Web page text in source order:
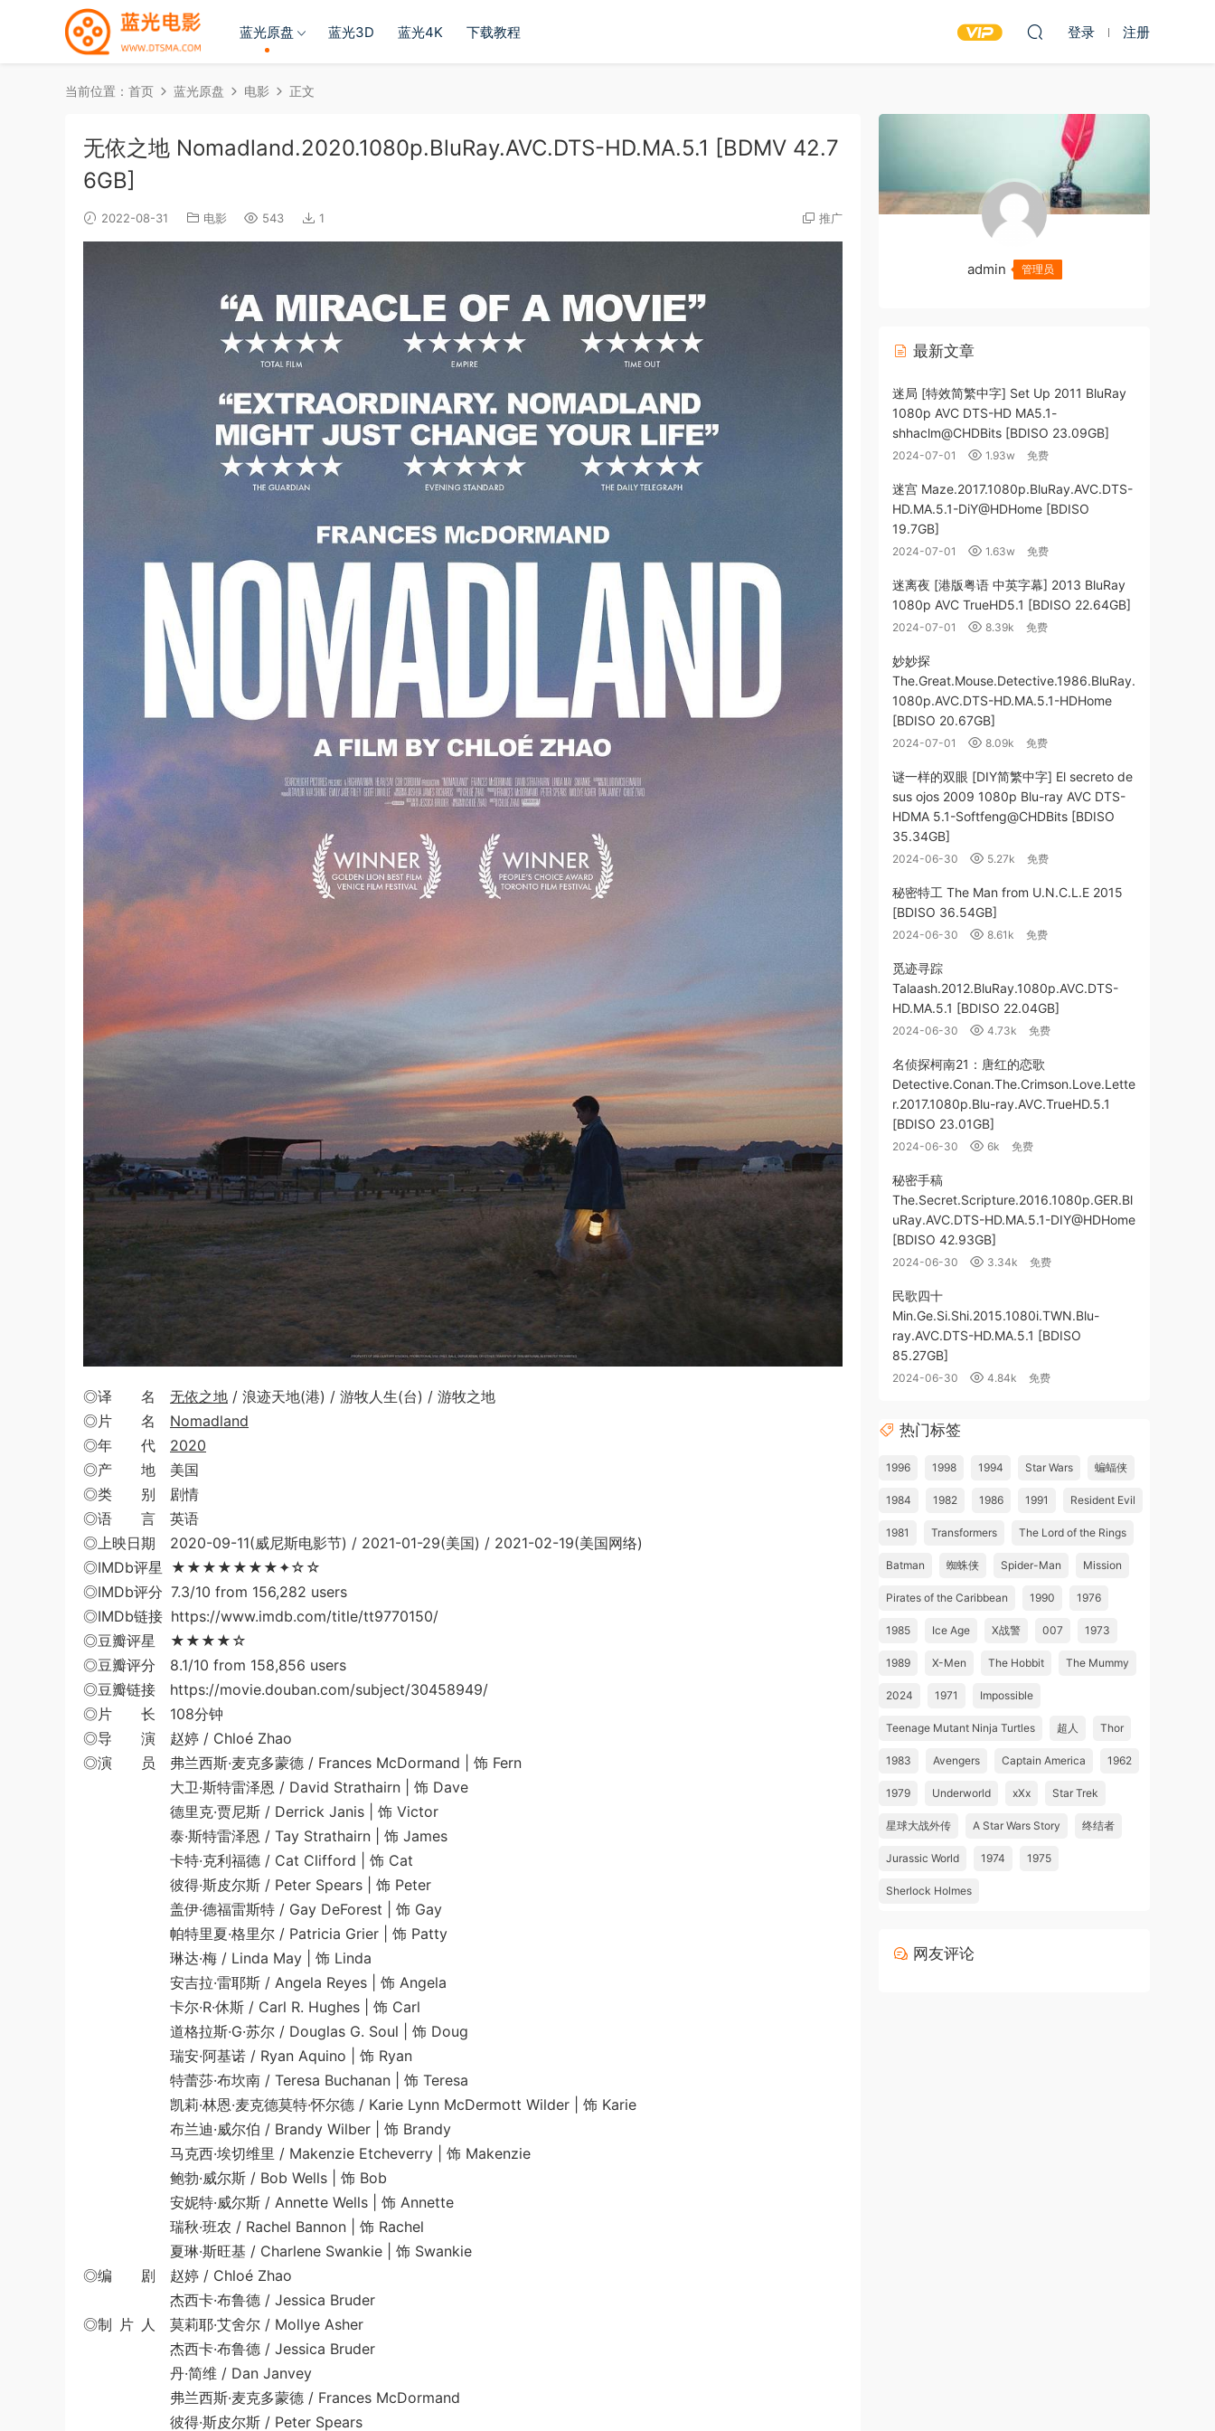
蓝光原盘 蓝光3D 蓝光4K 下载教程 登录 注册
当前位置： 首页 蓝光原盘 电影 正文
无依之地 Nomadland.2020.1080p.BluRay.AVC.DTS-HD.MA.5.1 [BDMV 42.7
6GB]
2022-08-31 电影 543 1 推广
◎译 名 无依之地 / 浪迹天地(港) / 游牧人生(台) / 游牧之地
◎片 名 Nomadland
◎年 代 2020
◎产 地 美国
◎类 别 剧情
◎语 言 英语
◎上映日期 2020-09-11(威尼斯电影节) / 2021-01-29(美国) / 2021-02-19(美国网络)
◎IMDb评星 ★★★★★★★✦☆☆
◎IMDb评分 7.3/10 from 156,282 users
◎IMDb链接 https://www.imdb.com/title/tt9770150/
◎豆瓣评星 ★★★★☆
◎豆瓣评分 8.1/10 from 158,856 users
◎豆瓣链接 https://movie.douban.com/subject/30458949/
◎片 长 108分钟
◎导 演 赵婷 / Chloé Zhao
◎演 员 弗兰西斯·麦克多蒙德 / Frances McDormand | 饰 Fern
大卫·斯特雷泽恩 / David Strathairn | 饰 Dave
德里克·贾尼斯 / Derrick Janis | 饰 Victor
泰·斯特雷泽恩 / Tay Strathairn | 饰 James
卡特·克利福德 / Cat Clifford | 饰 Cat
彼得·斯皮尔斯 / Peter Spears | 饰 Peter
盖伊·德福雷斯特 / Gay DeForest | 饰 Gay
帕特里夏·格里尔 / Patricia Grier | 饰 Patty
琳达·梅 / Linda May | 饰 Linda
安吉拉·雷耶斯 / Angela Reyes | 饰 Angela
卡尔·R·休斯 / Carl R. Hughes | 饰 Carl
道格拉斯·G·苏尔 / Douglas G. Soul | 饰 Doug
瑞安·阿基诺 / Ryan Aquino | 饰 Ryan
特蕾莎·布坎南 / Teresa Buchanan | 饰 Teresa
凯莉·林恩·麦克德莫特·怀尔德 / Karie Lynn McDermott Wilder | 饰 Karie
布兰迪·威尔伯 / Brandy Wilber | 饰 Brandy
马克西·埃切维里 / Makenzie Etcheverry | 饰 Makenzie
鲍勃·威尔斯 / Bob Wells | 饰 Bob
安妮特·威尔斯 / Annette Wells | 饰 Annette
瑞秋·班农 / Rachel Bannon | 饰 Rachel
夏琳·斯旺基 / Charlene Swankie | 饰 Swankie
◎编 剧 赵婷 / Chloé Zhao
杰西卡·布鲁德 / Jessica Bruder
◎制 片 人 莫莉耶·艾舍尔 / Mollye Asher
杰西卡·布鲁德 / Jessica Bruder
丹·简维 / Dan Janvey
弗兰西斯·麦克多蒙德 / Frances McDormand
彼得·斯皮尔斯 / Peter Spears
admin 管理员
最新文章
迷局 [特效简繁中字] Set Up 2011 BluRay
1080p AVC DTS-HD MA5.1-
shhaclm@CHDBits [BDISO 23.09GB]
2024-07-01 1.93w 免费
迷宫 Maze.2017.1080p.BluRay.AVC.DTS-
HD.MA.5.1-DiY@HDHome [BDISO
19.7GB]
2024-07-01 1.63w 免费
迷离夜 [港版粤语 中英字幕] 2013 BluRay
1080p AVC TrueHD5.1 [BDISO 22.64GB]
2024-07-01 8.39k 免费
妙妙探
The.Great.Mouse.Detective.1986.BluRay.
1080p.AVC.DTS-HD.MA.5.1-HDHome
[BDISO 20.67GB]
2024-07-01 8.09k 免费
谜一样的双眼 [DIY简繁中字] El secreto de
sus ojos 2009 1080p Blu-ray AVC DTS-
HDMA 5.1-Softfeng@CHDBits [BDISO
35.34GB]
2024-06-30 5.27k 免费
秘密特工 The Man from U.N.C.L.E 2015
[BDISO 36.54GB]
2024-06-30 8.61k 免费
觅迹寻踪
Talaash.2012.BluRay.1080p.AVC.DTS-
HD.MA.5.1 [BDISO 22.04GB]
2024-06-30 4.73k 免费
名侦探柯南21：唐红的恋歌
Detective.Conan.The.Crimson.Love.Lette
r.2017.1080p.Blu-ray.AVC.TrueHD.5.1
[BDISO 23.01GB]
2024-06-30 6k 免费
秘密手稿
The.Secret.Scripture.2016.1080p.GER.Bl
uRay.AVC.DTS-HD.MA.5.1-DIY@HDHome
[BDISO 42.93GB]
2024-06-30 3.34k 免费
民歌四十
Min.Ge.Si.Shi.2015.1080i.TWN.Blu-
ray.AVC.DTS-HD.MA.5.1 [BDISO
85.27GB]
2024-06-30 4.84k 免费
热门标签
1996 1998 1994 Star Wars 蝙蝠侠
1984 1982 1986 1991 Resident Evil
1981 Transformers The Lord of the Rings
Batman 蜘蛛侠 Spider-Man Mission
Pirates of the Caribbean 1990 1976
1985 Ice Age X战警 007 1973
1989 X-Men The Hobbit The Mummy
2024 1971 Impossible
Teenage Mutant Ninja Turtles 超人 Thor
1983 Avengers Captain America 1962
1979 Underworld xXx Star Trek
星球大战外传 A Star Wars Story 终结者
Jurassic World 1974 1975
Sherlock Holmes
网友评论